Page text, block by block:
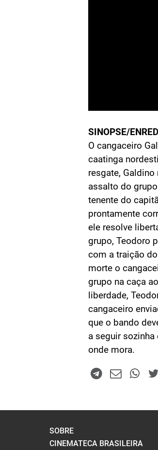
SINOPSE/
O cangaceiro
caatinga
resgate,
assalto do
tenente do
prontamente
ele resolve
grupo, Teodoro
com a traição
morte o
grupo na caça
liberdade,
cangaceiro
que o bando
a seguir
onde mora.
SOBRE
CINEMATECA BRASILEIRA